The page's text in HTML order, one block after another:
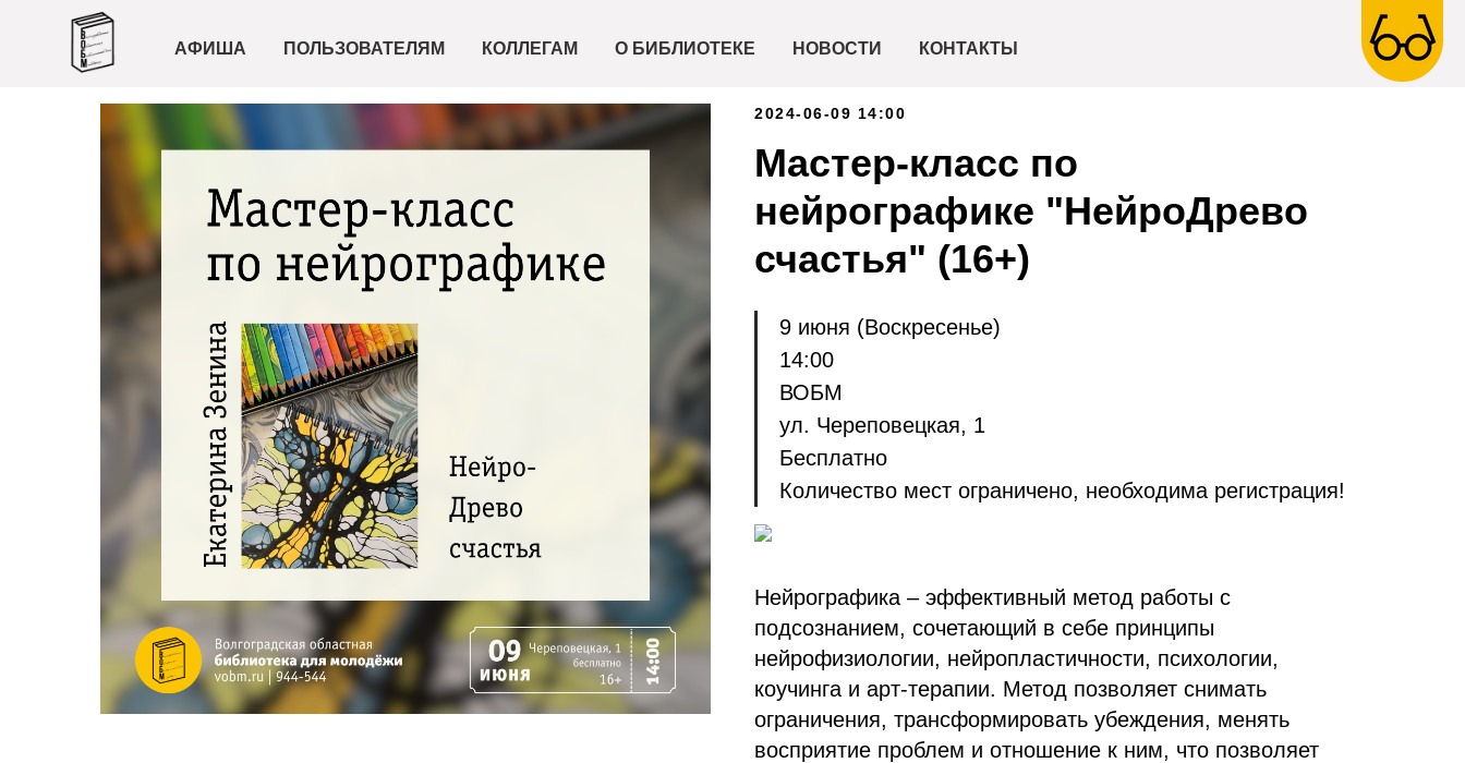
АФИША ПОЛЬЗОВАТЕЛЯМ КОЛЛЕГАМ О БИБЛИОТЕКЕ НОВОСТИ КОНТАКТЫ
2024-06-09 14:00
Мастер-класс по
нейрографике "НейроДрево
счастья" (16+)
9 июня (Воскресенье)
14:00
ВОБМ
ул. Череповецкая, 1
Бесплатно
Количество мест ограничено, необходима регистрация!
Нейрографика – эффективный метод работы с
подсознанием, сочетающий в себе принципы
нейрофизиологии, нейропластичности, психологии,
коучинга и арт-терапии. Метод позволяет снимать
ограничения, трансформировать убеждения, менять
восприятие проблем и отношение к ним, что позволяет